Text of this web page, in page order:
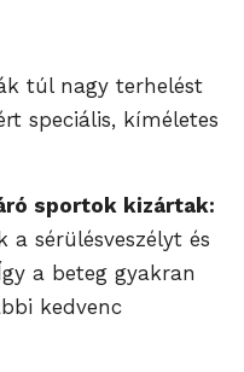
túl nagy terhelést
speciális, kíméletes
sportok kizártak:
a sérülésveszélyt és
a beteg gyakran
kedvenc